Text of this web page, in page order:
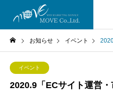
お知らせ イベント 2020.9
イベント
2020.9「ECサイト運営